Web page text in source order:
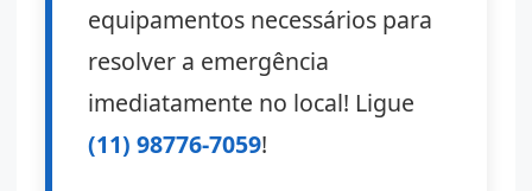
equipamentos necessários para
resolver a emergência
imediatamente no local! Ligue
(11) 98776-7059!